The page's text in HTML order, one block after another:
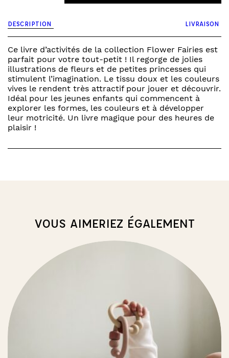
-
livre
d'activités
DESCRIPTION LIVRAISON
Ce livre d’activités de la collection Flower Fairies est
parfait pour votre tout-petit ! Il regorge de jolies
illustrations de fleurs et de petites princesses qui
stimulent l’imagination. Le tissu doux et les couleurs
vives le rendent très attractif pour jouer et découvrir.
Idéal pour les jeunes enfants qui commencent à
explorer les formes, les couleurs et à développer
leur motricité. Un livre magique pour des heures de
plaisir !
VOUS AIMERIEZ ÉGALEMENT